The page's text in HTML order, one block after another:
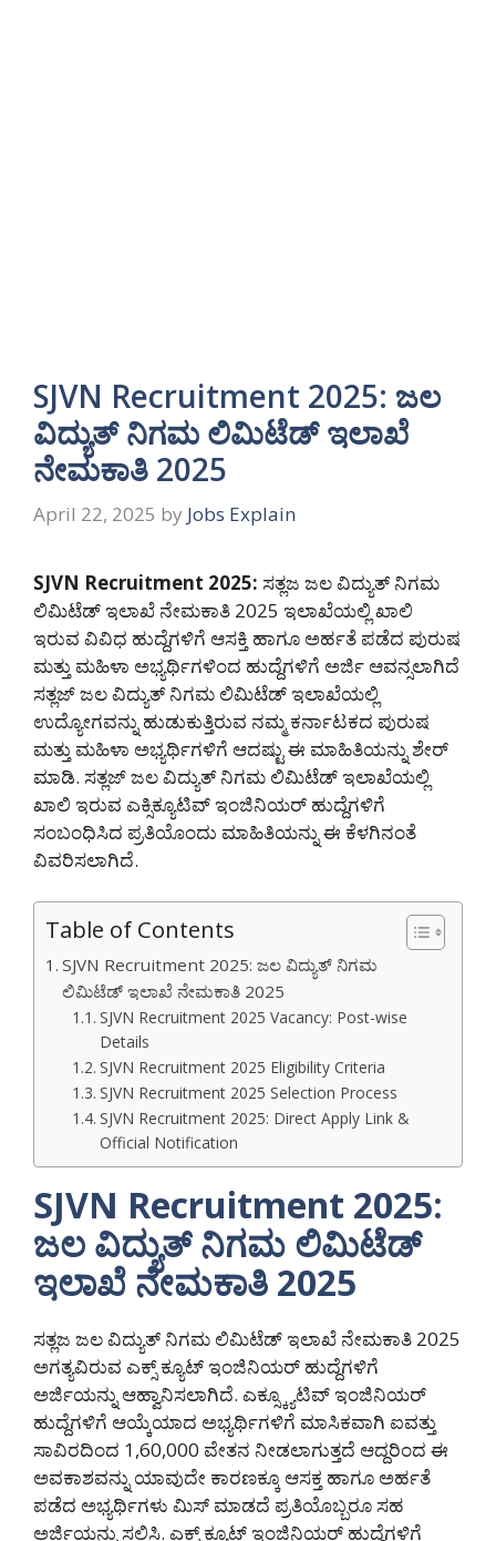
SJVN Recruitment 2025: ಜಲ
ವಿದ್ಯುತ್ ನಿಗಮ ಲಿಮಿಟೆಡ್ ಇಲಾಖೆ
ನೇಮಕಾತಿ 2025
April 22, 2025 by Jobs Explain
SJVN Recruitment 2025: ಸತ್ಲಜ ಜಲ ವಿದ್ಯುತ್ ನಿಗಮ
ಲಿಮಿಟೆಡ್ ಇಲಾಖೆ ನೇಮಕಾತಿ 2025 ಇಲಾಖೆಯಲ್ಲಿ ಖಾಲಿ
ಇರುವ ವಿವಿಧ ಹುದ್ದೆಗಳಿಗೆ ಆಸಕ್ತಿ ಹಾಗೂ ಅರ್ಹತೆ ಪಡೆದ ಪುರುಷ
ಮತ್ತು ಮಹಿಳಾ ಅಭ್ಯರ್ಥಿಗಳಿಂದ ಹುದ್ದೆಗಳಿಗೆ ಅರ್ಜಿ ಆವನ್ಸಲಾಗಿದೆ
ಸತ್ಲಜ್ ಜಲ ವಿದ್ಯುತ್ ನಿಗಮ ಲಿಮಿಟೆಡ್ ಇಲಾಖೆಯಲ್ಲಿ
ಉದ್ಯೋಗವನ್ನು ಹುಡುಕುತ್ತಿರುವ ನಮ್ಮ ಕರ್ನಾಟಕದ ಪುರುಷ
ಮತ್ತು ಮಹಿಳಾ ಅಭ್ಯರ್ಥಿಗಳಿಗೆ ಆದಷ್ಟು ಈ ಮಾಹಿತಿಯನ್ನು ಶೇರ್
ಮಾಡಿ. ಸತ್ಲಜ್ ಜಲ ವಿದ್ಯುತ್ ನಿಗಮ ಲಿಮಿಟೆಡ್ ಇಲಾಖೆಯಲ್ಲಿ
ಖಾಲಿ ಇರುವ ಎಕ್ಸಿಕ್ಯೂಟಿವ್ ಇಂಜಿನಿಯರ್ ಹುದ್ದೆಗಳಿಗೆ
ಸಂಬಂಧಿಸಿದ ಪ್ರತಿಯೊಂದು ಮಾಹಿತಿಯನ್ನು ಈ ಕೆಳಗಿನಂತೆ
ವಿವರಿಸಲಾಗಿದೆ.
Table of Contents
SJVN Recruitment 2025: ಜಲ ವಿದ್ಯುತ್ ನಿಗಮ
ಲಿಮಿಟೆಡ್ ಇಲಾಖೆ ನೇಮಕಾತಿ 2025
SJVN Recruitment 2025 Vacancy: Post-wise
Details
SJVN Recruitment 2025 Eligibility Criteria
SJVN Recruitment 2025 Selection Process
SJVN Recruitment 2025: Direct Apply Link &
Official Notification
SJVN Recruitment 2025:
ಜಲ ವಿದ್ಯುತ್ ನಿಗಮ ಲಿಮಿಟೆಡ್
ಇಲಾಖೆ ನೇಮಕಾತಿ 2025
ಸತ್ಲಜ ಜಲ ವಿದ್ಯುತ್ ನಿಗಮ ಲಿಮಿಟೆಡ್ ಇಲಾಖೆ ನೇಮಕಾತಿ 2025
ಅಗತ್ಯವಿರುವ ಎಕ್ಸ್ ಕ್ಯೂಟ್ ಇಂಜಿನಿಯರ್ ಹುದ್ದೆಗಳಿಗೆ
ಅರ್ಜಿಯನ್ನು ಆಹ್ವಾನಿಸಲಾಗಿದೆ. ಎಕ್ಸ್ಕ್ಯೂಟಿವ್ ಇಂಜಿನಿಯರ್
ಹುದ್ದೆಗಳಿಗೆ ಆಯ್ಕೆಯಾದ ಅಭ್ಯರ್ಥಿಗಳಿಗೆ ಮಾಸಿಕವಾಗಿ ಐವತ್ತು
ಸಾವಿರದಿಂದ 1,60,000 ವೇತನ ನೀಡಲಾಗುತ್ತದೆ ಆದ್ದರಿಂದ ಈ
ಅವಕಾಶವನ್ನು ಯಾವುದೇ ಕಾರಣಕ್ಕೂ ಆಸಕ್ತ ಹಾಗೂ ಅರ್ಹತೆ
ಪಡೆದ ಅಭ್ಯರ್ಥಿಗಳು ಮಿಸ್ ಮಾಡದೆ ಪ್ರತಿಯೊಬ್ಬರೂ ಸಹ
ಅರ್ಜಿಯನ್ನು ಸಲ್ಲಿಸಿ. ಎಕ್ಸ್ ಕ್ಯೂಟ್ ಇಂಜಿನಿಯರ್ ಹುದ್ದೆಗಳಿಗೆ